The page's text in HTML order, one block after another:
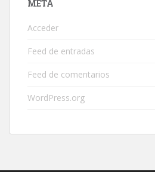
META
Acceder
Feed de entradas
Feed de comentarios
WordPress.org